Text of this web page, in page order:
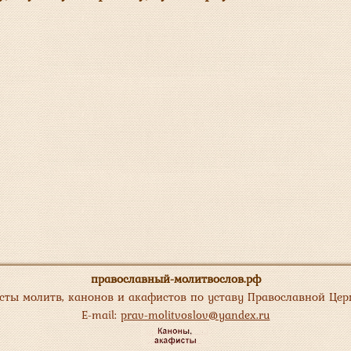
православный-молитвослов.рф
молитв, канонов и акафистов по уставу Православной
E-mail: prav-molitvoslov@yandex.ru